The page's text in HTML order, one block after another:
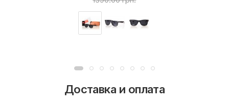
Доставка и оплата